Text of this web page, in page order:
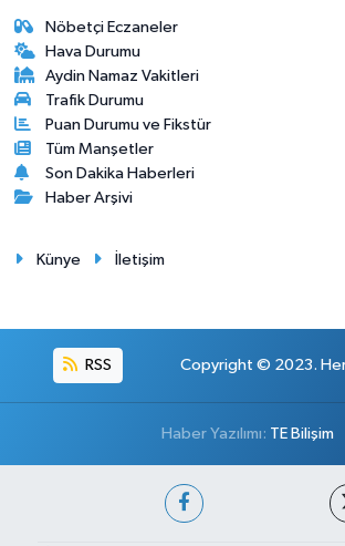
Nöbetçi Eczaneler
Hava Durumu
Aydin Namaz Vakitleri
Trafik Durumu
Puan Durumu ve Fikstür
Tüm Manşetler
Son Dakika Haberleri
Haber Arşivi
Künye İletişim
RSS Copyright © 2023. Her
Haber Yazılımı: TE Bilişim